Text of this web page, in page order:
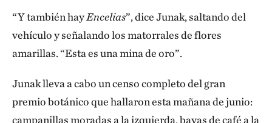
“Y también hayEncelias”, dice Junak, saltando del
vehículo y señalando los matorrales de flores
amarillas. “Esta es una mina de oro”.
Junak lleva a cabo un censo completo del gran
premio botánico que hallaron esta mañana de junio:
campanillas moradas a la izquierda, bayas de café a la